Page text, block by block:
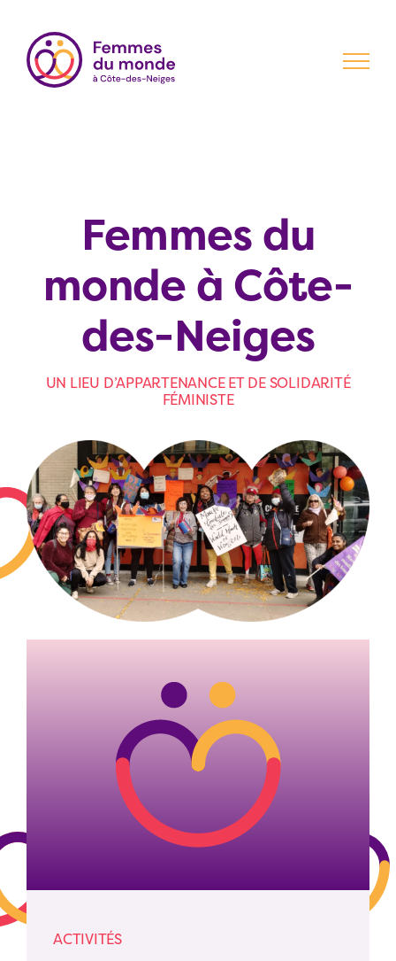
contenu
Femmes du
monde à Côte-
des-Neiges
UN LIEU D’APPARTENANCE ET DE SOLIDARITÉ
FÉMINISTE
ACTIVITÉS